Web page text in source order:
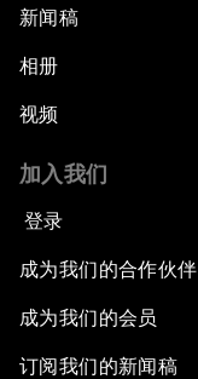
新闻稿
相册
视频
加入我们
登录
成为我们的合作伙伴
成为我们的会员
订阅我们的新闻稿